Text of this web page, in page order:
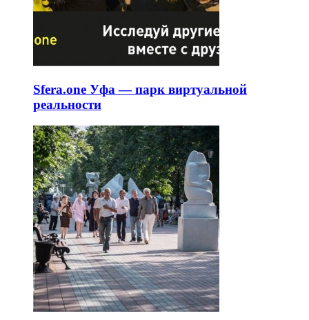
Sfera.one Уфа — парк виртуальной
реальности